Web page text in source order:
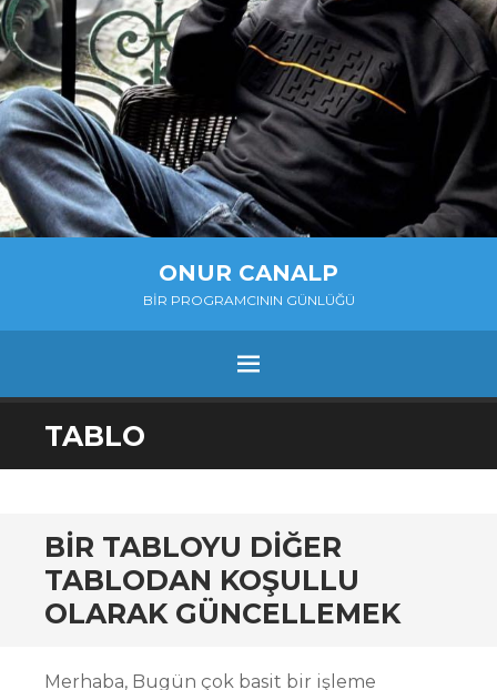
ONUR CANALP
BIR PROGRAMCININ GÜNLÜĞÜ
MENU
SKIP
TO
TABLO
BIR TABLOYU DIĞER
TABLODAN KOŞULLU
OLARAK GÜNCELLEMEK
Merhaba, Bugün çok basit bir işleme